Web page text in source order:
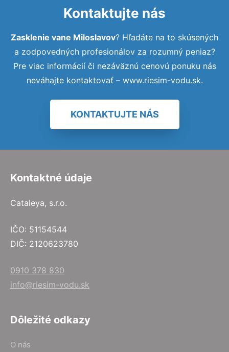
Kontaktujte nás
Zasklenie vane Miloslavov? Hľadáte na to skúsených
a zodpovedných profesionálov za rozumný peniaz?
Pre viac informácií či nezáväznú cenovú ponuku nás
neváhajte kontaktovať – www.riesim-vodu.sk.
KONTAKTUJTE NÁS
Kontaktné údaje
Cataleya, s.r.o.
IČO: 51154544
DIČ: 2120623780
0910 378 830
info@riesim-vodu.sk
Dôležité odkazy
O nás